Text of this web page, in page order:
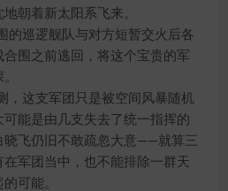
朝着新太阳系飞来。
巡逻舰队与对方短暂交火后各
围之前逃回，将这个宝贵的军
这支军团只是被空间风暴随机
可能是由几支失去了统一指挥的
晓飞仍旧不敢疏忽大意——就算三
在军团当中，也不能排除一群天
可能。